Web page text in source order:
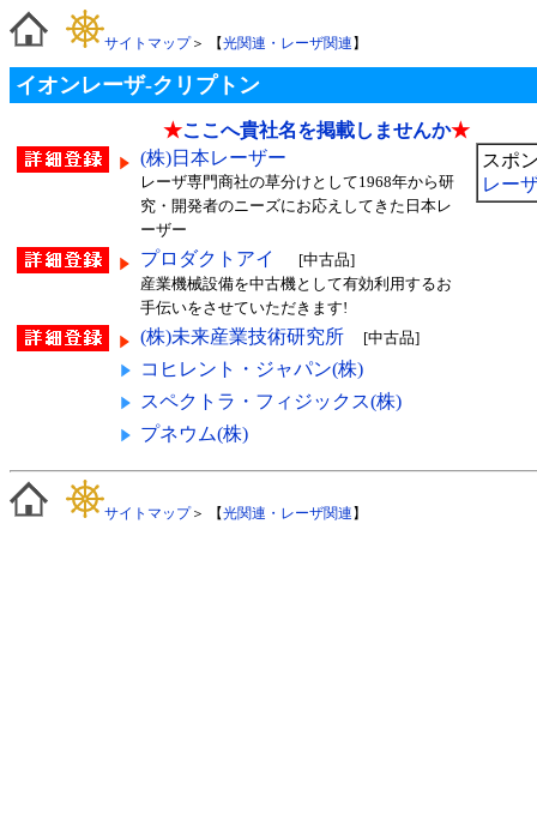
サイトマップ＞ 【光関連・レーザ関連 】
イオンレーザ-クリプトン
★ここへ貴社名を掲載しませんか★
(株)日本レーザー
レーザ専門商社の草分けとして1968年から研
究・開発者のニーズにお応えしてきた日本レ
ーザー
プロダクトアイ
[中古品]
産業機械設備を中古機として有効利用するお
手伝いをさせていただきます!
(株)未来産業技術研究所 [中古品]
コヒレント・ジャパン(株)
スペクトラ・フィジックス(株)
プネウム(株)
スポ
レー
サイトマップ＞ 【光関連・レーザ関連 】